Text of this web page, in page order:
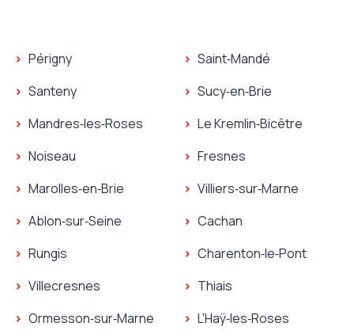
Périgny
Plombier Périgny
Santeny
Plombier Santeny
Mandres‑les‑Roses
Plombier Mandres‑les‑Roses
Noiseau
Plombier Noiseau
Marolles‑en‑Brie
Plombier Marolles‑en‑Brie
Ablon‑sur‑Seine
Plombier Ablon‑sur‑Seine
Rungis
Villecresnes
Plombier Villecresnes
Ormesson‑sur‑Marne
Plombier Orly
Saint‑Mandé
Plombier Saint‑Mandé
Sucy‑en‑Brie
Plombier Sucy‑en‑Brie
Le Kremlin‑Bicêtre
Fresnes
Plombier Fresnes
Villiers‑sur‑Marne
Plombier
Cachan
Plombier Cachan
Charenton‑le‑Pont
Plombier
Thiais
Plombier Thiais
L'Haÿ‑les‑Roses